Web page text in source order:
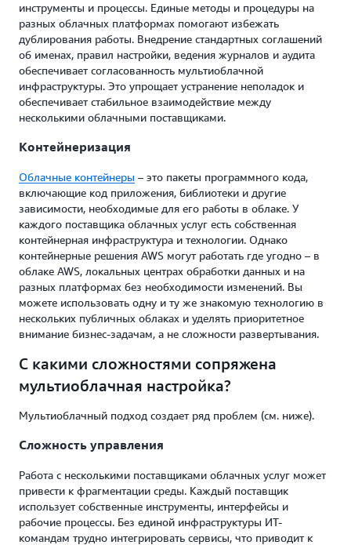
инструменты и процессы. Единые методы и процедуры на
разных облачных платформах помогают избежать
дублирования работы. Внедрение стандартных соглашений
об именах, правил настройки, ведения журналов и аудита
обеспечивает согласованность мультиоблачной
инфраструктуры. Это упрощает устранение неполадок и
обеспечивает стабильное взаимодействие между
несколькими облачными поставщиками.
Контейнеризация
Облачные контейнеры – это пакеты программного кода,
включающие код приложения, библиотеки и другие
зависимости, необходимые для его работы в облаке. У
каждого поставщика облачных услуг есть собственная
контейнерная инфраструктура и технологии. Однако
контейнерные решения AWS могут работать где угодно – в
облаке AWS, локальных центрах обработки данных и на
разных платформах без необходимости изменений. Вы
можете использовать одну и ту же знакомую технологию в
нескольких публичных облаках и уделять приоритетное
внимание бизнес-задачам, а не сложности развертывания.
С какими сложностями сопряжена
мультиоблачная настройка?
Мультиоблачный подход создает ряд проблем (см. ниже).
Сложность управления
Работа с несколькими поставщиками облачных услуг может
привести к фрагментации среды. Каждый поставщик
использует собственные инструменты, интерфейсы и
рабочие процессы. Без единой инфраструктуры ИТ-
командам трудно интегрировать сервисы, что приводит к